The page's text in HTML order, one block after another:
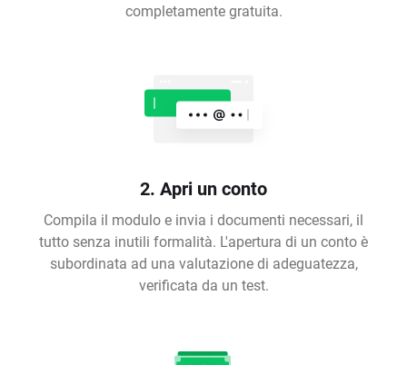
completamente gratuita.
2. Apri un conto
Compila il modulo e invia i documenti necessari, il
tutto senza inutili formalità. L'apertura di un conto è
subordinata ad una valutazione di adeguatezza,
verificata da un test.